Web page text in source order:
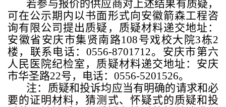
若参与报价的供应商对上述结果有质疑，
可在公示期内以书面形式向安徽箭森工程咨
询有限公司提出质疑，质疑材料递交地址：
安徽省安庆市集贤南路108号戏校大院3栋2
楼，联系电话：0556-8701712。安庆市第六
人民医院纪检室，质疑材料递交地址：安庆
市华圣路22号，电话： 0556-5201526。
注：质疑和投诉均应当有明确的请求和必
要的证明材料，猜测式、怀疑式的质疑和投